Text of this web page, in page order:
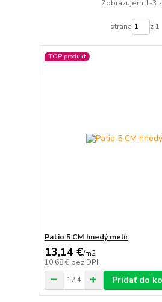
Zobrazujem 1-3
strana z 1
TOP produkt
Patio 5 CM hnedý melír
13,14 €/m2
10,68 € bez DPH
Pridať do